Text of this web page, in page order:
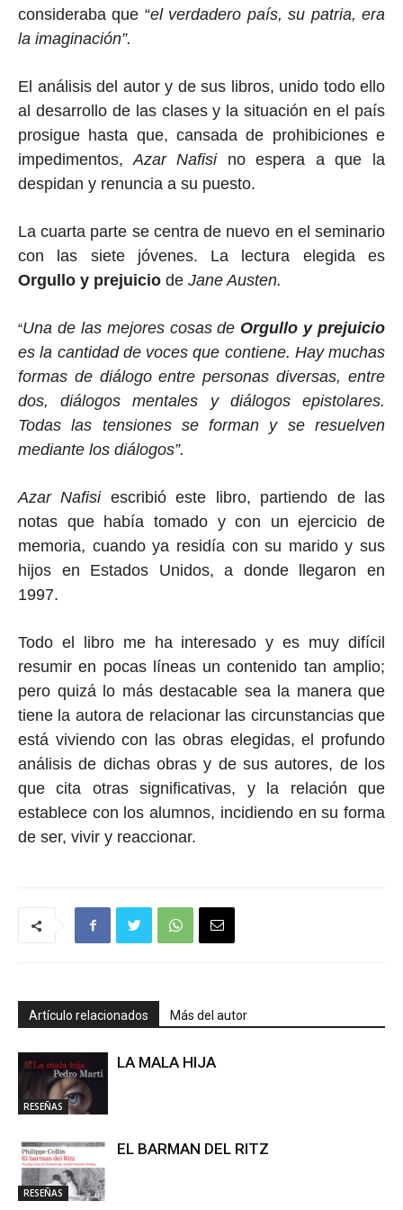
consideraba que “el verdadero país, su patria, era
la imaginación”.
El análisis del autor y de sus libros, unido todo ello
al desarrollo de las clases y la situación en el país
prosigue hasta que, cansada de prohibiciones e
impedimentos, Azar Nafisi
no espera a que la
despidan y renuncia a su puesto.
La cuarta parte se centra de nuevo en el seminario
con las siete jóvenes. La lectura elegida es
Orgullo y prejuicio de Jane Austen.
“Una de las mejores cosas de Orgullo y prejuicio
es la cantidad de voces que contiene. Hay muchas
formas de diálogo entre personas diversas, entre
dos, diálogos mentales y diálogos epistolares.
Todas las tensiones se forman y se resuelven
mediante los diálogos”.
Azar Nafisi escribió este libro, partiendo de las
notas que había tomado y con un ejercicio de
memoria, cuando ya residía con su marido y sus
hijos en Estados Unidos, a donde llegaron en
1997.
Todo el libro me ha interesado y es muy difícil
resumir en pocas líneas un contenido tan amplio;
pero quizá lo más destacable sea la manera que
tiene la autora de relacionar las circunstancias que
está viviendo con las obras elegidas, el profundo
análisis de dichas obras y de sus autores, de los
que cita otras significativas, y la relación que
establece con los alumnos, incidiendo en su forma
de ser, vivir y reaccionar.
Artículo relacionados Más del autor
RESEÑAS
LA MALA HIJA
RESEÑAS
EL BARMAN DEL RITZ